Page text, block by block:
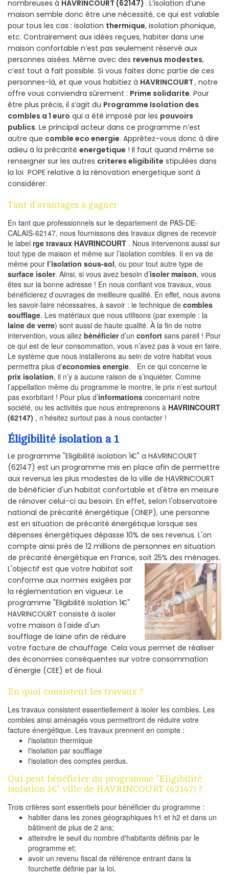
nombreuses à HAVRINCOURT (62147) . L’isolation d’une
maison semble donc être une nécessité, ce qui est valable
pour tous les cas : isolation thermique, isolation phonique,
etc. Contrairement aux idées reçues, habiter dans une
maison confortable n’est pas seulement réservé aux
personnes aisées. Même avec des revenus modestes,
c’est tout à fait possible. Si vous faites donc partie de ces
personnes-là, et que vous habitiez à HAVRINCOURT , notre
offre vous conviendra sûrement : Prime solidarite. Pour
être plus précis, il s’agit du Programme Isolation des
combles a 1 euro qui a été imposé par les pouvoirs
publics. Le principal acteur dans ce programme n’est
autre que comble eco energie. Apprêtez-vous donc à dire
adieu à la précarité energetique ! Il faut quand même se
renseigner sur les autres criteres eligibilite stipulées dans
la loi POPE relative à la rénovation energetique sont à
considérer.
Tant d’avantages à gagner
En tant que professionnels sur le departement de PAS-DE-
CALAIS-62147, nous fournissons des travaux dignes de recevoir
le label rge travaux HAVRINCOURT . Nous intervenons aussi sur
tout type de maison et même sur l’isolation combles. Il en va de
même pour l’isolation sous-sol, ou pour tout autre type de
surface isoler. Ainsi, si vous avez besoin d’isoler maison, vous
êtes sur la bonne adresse ! En nous confiant vos travaux, vous
bénéficierez d’ouvrages de meilleure qualité. En effet, nous avons
les savoir-faire nécessaires, à savoir : le technique de combles
soufflage. Les matériaux que nous utilisons (par exemple : la
laine de verre) sont aussi de haute qualité. À la fin de notre
intervention, vous allez bénéficierd’un confort sans pareil ! Pour
ce qui est de leur consommation, vous n’avez pas à vous en faire.
Le système que nous installerons au sein de votre habitat vous
permettra plus d’economies energie. En ce qui concerne le
prix isolation, il n’y a aucune raison de s’inquiéter. Comme
l’appellation même du programme le montre, le prix n’est surtout
pas exorbitant ! Pour plus d’informations concernant notre
société, ou les activités que nous entreprenons à HAVRINCOURT
(62147) , n’hésitez surtout pas à nous contacter !
Éligibilité isolation a 1
Le programme "Eligibilité isolation 1€" a HAVRINCOURT
(62147) est un programme mis en place afin de permettre
aux revenus les plus modestes de la ville de HAVRINCOURT
de bénéficier d'un habitat confortable et d'être en mesure
de rénover celui-ci au besoin. En effet, selon l'observatoire
national de précarité énergétique (ONEP), une personne
est en situation de précarité énergétique lorsque ses
dépenses énergétiques dépasse 10% de ses revenus. L'on
compte ainsi près de 12 millions de personnes en situation
de précarité énergétique en France, soit 25% des ménages.
L'objectif est que votre habitat soit
conforme aux normes exigées par
la réglementation en vigueur. Le
programme "Éligibilité isolation 1€"
HAVRINCOURT consiste à isoler
votre maison à l'aide d'un
soufflage de laine afin de réduire
votre facture de chauffage. Cela vous permet de réaliser
des économies conséquentes sur votre consommation
d'énergie (CEE) et de fioul.
En quoi consistent les travaux ?
Les travaux consistent essentiellement à isoler les combles. Les
combles ainsi aménagés vous permettront de réduire votre
facture énergétique. Les travaux prennent en compte :
l'isolation thermique
l'isolation par soufflage
l'isolation des comptes perdus.
Qui peut bénéficier du programme "Eligibilité
isolation 1€" ville de HAVRINCOURT (62147) ?
Trois critères sont essentiels pour bénéficier du programme :
habiter dans les zones géographiques h1 et h2 et dans un
bâtiment de plus de 2 ans;
atteindre le seuil du nombre d'habitants définis par le
programme et;
avoir un revenu fiscal de référence entrant dans la
fourchette définie par la loi.